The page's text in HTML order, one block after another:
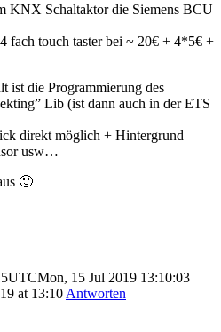
KNX Schaltaktor die Siemens BCU
fach touch taster bei ~ 20€ + 4*5€ +
ist die Programmierung des
Lib (ist dann auch in der ETS
direkt möglich + Hintergrund
usw…
🙂
15 Jul 2019 13:10:03
at 13:10 Antworten